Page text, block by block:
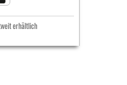
erhältlich